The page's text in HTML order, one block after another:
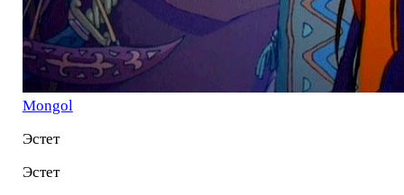
Mоngol
Эстет
Эстет